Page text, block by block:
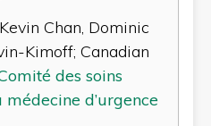
Chan, Dominic
Kimoff; Canadian
des soins
d’urgence